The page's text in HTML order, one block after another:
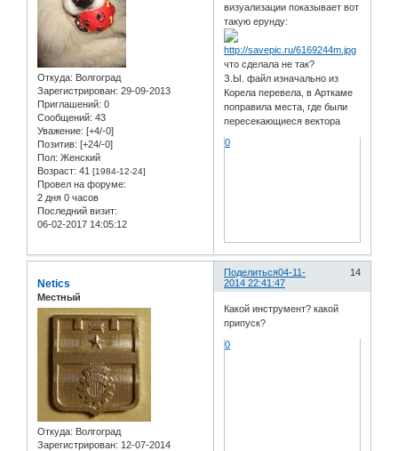
Откуда: Волгоград
Зарегистрирован: 29-09-2013
Приглашений: 0
Сообщений: 43
Уважение: [+4/-0]
Позитив: [+24/-0]
Пол: Женский
Возраст: 41 [1984-12-24]
Провел на форуме:
2 дня 0 часов
Последний визит:
06-02-2017 14:05:12
визуализации показывает вот
такую ерунду:
что сделала не так?
З.Ы. файл изначально из
Корела перевела, в Арткаме
поправила места, где были
пересекающиеся вектора
0
Поделиться 14
04-11-
2014 22:41:47
Netics
Местный
Откуда: Волгоград
Зарегистрирован: 12-07-2014
Какой инструмент? какой
припуск?
0